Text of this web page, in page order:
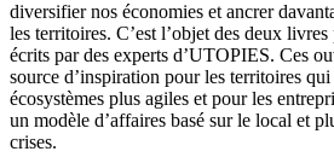
diversifier nos économies et ancrer
les territoires. C’est l’objet des deux
écrits par des experts d’UTOPIES. Ces
source d’inspiration pour les territoires
écosystèmes plus agiles et pour les
un modèle d’affaires basé sur le local et
crises.